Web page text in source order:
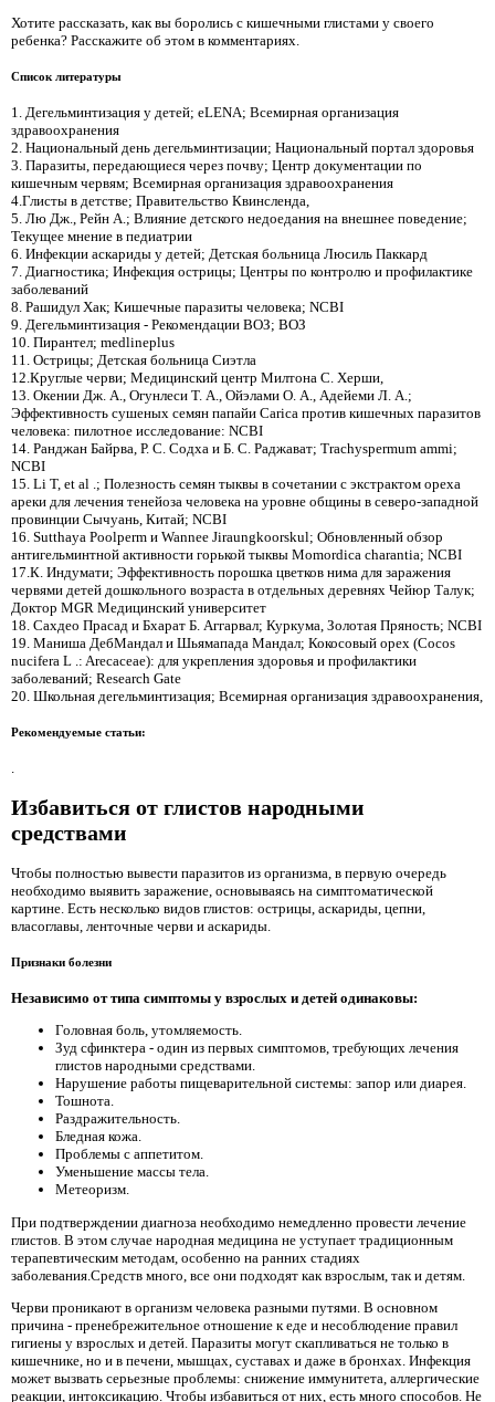
Хотите рассказать, как вы боролись с кишечными глистами у своего
ребенка? Расскажите об этом в комментариях.
Список литературы
1. Дегельминтизация у детей; eLENA; Всемирная организация
здравоохранения
2. Национальный день дегельминтизации; Национальный портал здоровья
3. Паразиты, передающиеся через почву; Центр документации по
кишечным червям; Всемирная организация здравоохранения
4.Глисты в детстве; Правительство Квинсленда,
5. Лю Дж., Рейн А.; Влияние детского недоедания на внешнее поведение;
Текущее мнение в педиатрии
6. Инфекции аскариды у детей; Детская больница Люсиль Паккард
7. Диагностика; Инфекция острицы; Центры по контролю и профилактике
заболеваний
8. Рашидул Хак; Кишечные паразиты человека; NCBI
9. Дегельминтизация - Рекомендации ВОЗ; ВОЗ
10. Пирантел; medlineplus
11. Острицы; Детская больница Сиэтла
12.Круглые черви; Медицинский центр Милтона С. Херши,
13. Окении Дж. А., Огунлеси Т. А., Ойэлами О. А., Адейеми Л. А.;
Эффективность сушеных семян папайи Carica против кишечных паразитов
человека: пилотное исследование: NCBI
14. Ранджан Байрва, Р. С. Содха и Б. С. Раджават; Trachyspermum ammi;
NCBI
15. Li T, et al .; Полезность семян тыквы в сочетании с экстрактом ореха
ареки для лечения тенейоза человека на уровне общины в северо-западной
провинции Сычуань, Китай; NCBI
16. Sutthaya Poolperm и Wannee Jiraungkoorskul; Обновленный обзор
антигельминтной активности горькой тыквы Momordica charantia; NCBI
17.К. Индумати; Эффективность порошка цветков нима для заражения
червями детей дошкольного возраста в отдельных деревнях Чейюр Талук;
Доктор MGR Медицинский университет
18. Сахдео Прасад и Бхарат Б. Аггарвал; Куркума, Золотая Пряность; NCBI
19. Маниша ДебМандал и Шьямапада Мандал; Кокосовый орех (Cocos
nucifera L .: Arecaceae): для укрепления здоровья и профилактики
заболеваний; Research Gate
20. Школьная дегельминтизация; Всемирная организация здравоохранения,
Рекомендуемые статьи:
Избавиться от глистов народными
средствами
Чтобы полностью вывести паразитов из организма, в первую очередь
необходимо выявить заражение, основываясь на симптоматической
картине. Есть несколько видов глистов: острицы, аскариды, цепни,
власоглавы, ленточные черви и аскариды.
Признаки болезни
Независимо от типа симптомы у взрослых и детей одинаковы:
Головная боль, утомляемость.
Зуд сфинктера - один из первых симптомов, требующих лечения
глистов народными средствами.
Нарушение работы пищеварительной системы: запор или диарея.
Тошнота.
Раздражительность.
Бледная кожа.
Проблемы с аппетитом.
Уменьшение массы тела.
Метеоризм.
При подтверждении диагноза необходимо немедленно провести лечение
глистов. В этом случае народная медицина не уступает традиционным
терапевтическим методам, особенно на ранних стадиях
заболевания.Средств много, все они подходят как взрослым, так и детям.
Черви проникают в организм человека разными путями. В основном
причина - пренебрежительное отношение к еде и несоблюдение правил
гигиены у взрослых и детей. Паразиты могут скапливаться не только в
кишечнике, но и в печени, мышцах, суставах и даже в бронхах. Инфекция
может вызвать серьезные проблемы: снижение иммунитета, аллергические
реакции, интоксикацию. Чтобы избавиться от них, есть много способов. Не